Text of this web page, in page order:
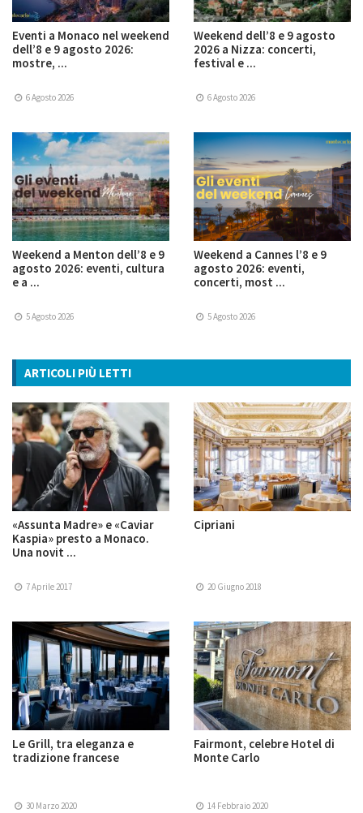
Eventi a Monaco nel weekend
dell’8 e 9 agosto 2026:
mostre, ...
6 Agosto 2026
Weekend dell’8 e 9 agosto
2026 a Nizza: concerti,
festival e ...
6 Agosto 2026
Weekend a Menton dell’8 e 9
agosto 2026: eventi, cultura
e a ...
5 Agosto 2026
Weekend a Cannes l’8 e 9
agosto 2026: eventi,
concerti, most ...
5 Agosto 2026
ARTICOLI PIÙ LETTI
«Assunta Madre» e «Caviar
Kaspia» presto a Monaco.
Una novit ...
7 Aprile 2017
Cipriani
20 Giugno 2018
Le Grill, tra eleganza e
tradizione francese
30 Marzo 2020
Fairmont, celebre Hotel di
Monte Carlo
14 Febbraio 2020